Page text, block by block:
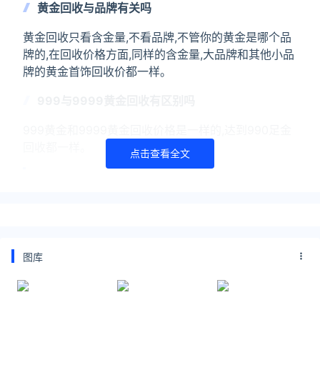
黄金回收与品牌有关吗
黄金回收只看含金量,不看品牌,不管你的黄金是哪个品
牌的,在回收价格方面,同样的含金量,大品牌和其他小品
牌的黄金首饰回收价都一样。
7月27日今日周大生黄金价格表品牌品种价格纯度周大
生黄金价格722元/克99.9%周大生铂
点击查看全文
图库